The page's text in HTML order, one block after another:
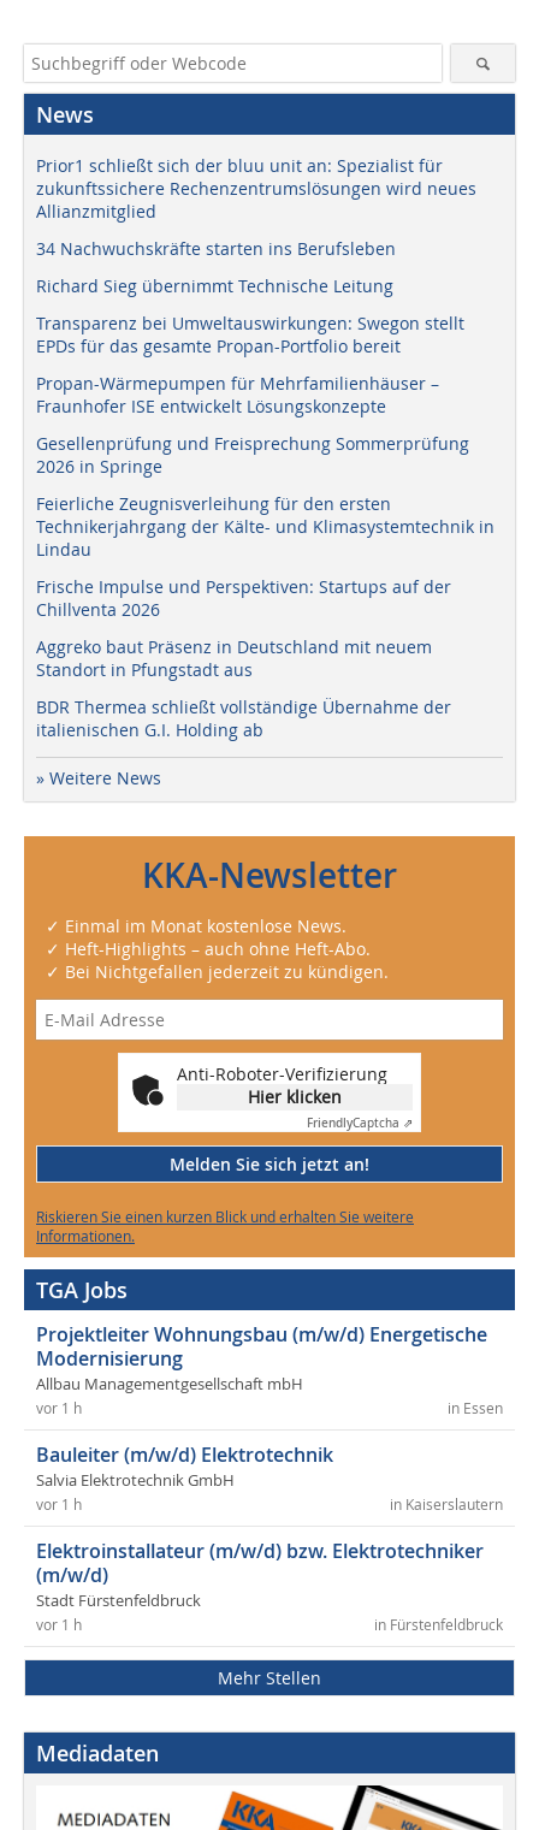
News
Prior1 schließt sich der bluu unit an: Spezialist für
zukunftssichere Rechenzentrumslösungen wird neues
Allianzmitglied
34 Nachwuchskräfte starten ins Berufsleben
Richard Sieg übernimmt Technische Leitung
Transparenz bei Umweltauswirkungen: Swegon stellt
EPDs für das gesamte Propan-Portfolio bereit
Propan-Wärmepumpen für Mehrfamilienhäuser –
Fraunhofer ISE entwickelt Lösungskonzepte
Gesellenprüfung und Freisprechung Sommerprüfung
2026 in Springe
Feierliche Zeugnisverleihung für den ersten
Technikerjahrgang der Kälte- und Klimasystemtechnik in
Lindau
Frische Impulse und Perspektiven: Startups auf der
Chillventa 2026
Aggreko baut Präsenz in Deutschland mit neuem
Standort in Pfungstadt aus
BDR Thermea schließt vollständige Übernahme der
italienischen G.I. Holding ab
» Weitere News
KKA-Newsletter
✓ Einmal im Monat kostenlose News.
✓ Heft-Highlights – auch ohne Heft-Abo.
✓ Bei Nichtgefallen jederzeit zu kündigen.
Anti-Roboter-Verifizierung
Hier klicken
FriendlyCaptcha ⇗
Melden Sie sich jetzt an!
Riskieren Sie einen kurzen Blick und erhalten Sie weitere
Informationen.
TGA Jobs
Projektleiter Wohnungsbau (m/w/d) Energetische
Modernisierung
Allbau Managementgesellschaft mbH
in Essen
vor 1 h
Bauleiter (m/w/d) Elektrotechnik
Salvia Elektrotechnik GmbH
in Kaiserslautern
vor 1 h
Elektroinstallateur (m/w/d) bzw. Elektrotechniker
(m/w/d)
Stadt Fürstenfeldbruck
in Fürstenfeldbruck
vor 1 h
Mehr Stellen
Mediadaten